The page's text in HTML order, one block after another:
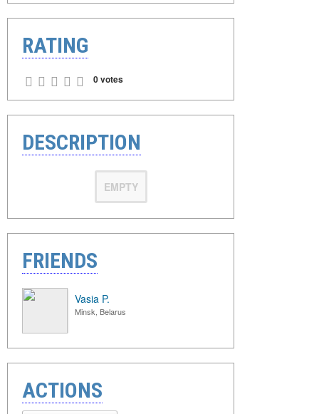
RATING
0 votes
DESCRIPTION
EMPTY
FRIENDS
Vasia P.
Minsk, Belarus
ACTIONS